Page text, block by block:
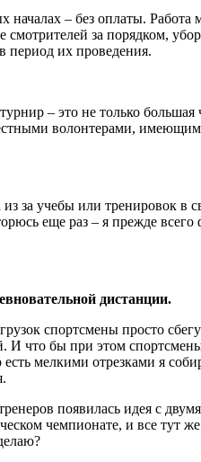
– без оплаты. Работа
смотрителей за порядком,
период их проведения.
– это не только большая
волонтерами,
за учебы или тренировок в
еще раз – я прежде всего
дистанции.
спортсмены просто
И что бы при этом
мелкими отрезками я
появилась идея с
чемпионате, и все тут же